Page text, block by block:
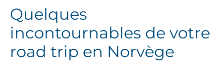
e
s
t
p
Quelques
incontournables de votre
road trip en Norvège